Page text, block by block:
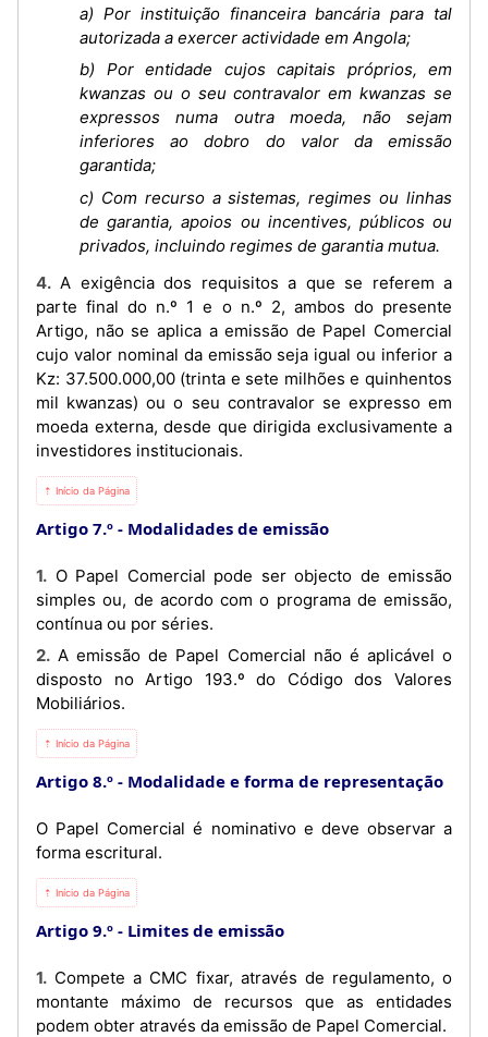
a) Por instituição financeira bancária para tal
autorizada a exercer actividade em Angola;
b) Por entidade cujos capitais próprios, em
kwanzas ou o seu contravalor em kwanzas se
expressos numa outra moeda, não sejam
inferiores ao dobro do valor da emissão
garantida;
c) Com recurso a sistemas, regimes ou linhas
de garantia, apoios ou incentives, públicos ou
privados, incluindo regimes de garantia mutua.
4. A exigência dos requisitos a que se referem a
parte final do n.º 1 e o n.º 2, ambos do presente
Artigo, não se aplica a emissão de Papel Comercial
cujo valor nominal da emissão seja igual ou inferior a
Kz: 37.500.000,00 (trinta e sete milhões e quinhentos
mil kwanzas) ou o seu contravalor se expresso em
moeda externa, desde que dirigida exclusivamente a
investidores institucionais.
⇡ Início da Página
Artigo 7.º Modalidades de emissão
1. O Papel Comercial pode ser objecto de emissão
simples ou, de acordo com o programa de emissão,
contínua ou por séries.
2. A emissão de Papel Comercial não é aplicável o
disposto no Artigo 193.º do Código dos Valores
Mobiliários.
⇡ Início da Página
Artigo 8.º Modalidade e forma de representação
O Papel Comercial é nominativo e deve observar a
forma escritural.
⇡ Início da Página
Artigo 9.º Limites de emissão
1. Compete a CMC fixar, através de regulamento, o
montante máximo de recursos que as entidades
podem obter através da emissão de Papel Comercial.